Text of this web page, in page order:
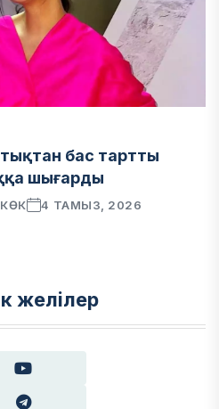
бас тартты
шығарды
4 ТАМЫЗ, 2026
желілер